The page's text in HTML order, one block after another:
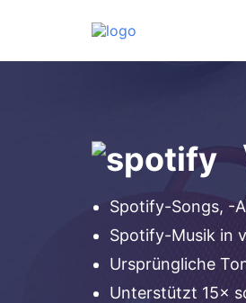
Spotify-Songs, -
Spotify-Musik in
Ursprüngliche
Unterstützt 15×